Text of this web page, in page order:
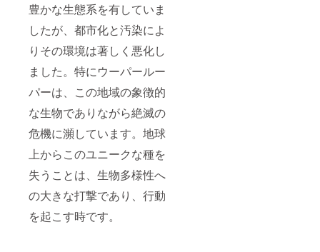
豊かな生態系を有していま
したが、都市化と汚染によ
りその環境は著しく悪化し
ました。特にウーパールー
パーは、この地域の象徴的
な生物でありながら絶滅の
危機に瀕しています。地球
上からこのユニークな種を
失うことは、生物多様性へ
の大きな打撃であり、行動
を起こす時です。